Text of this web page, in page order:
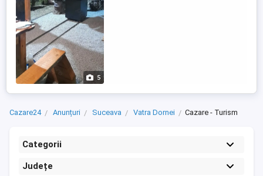
5
Cazare24 Anunțuri Suceava Vatra Dornei Cazare - Turism
Categorii
Județe